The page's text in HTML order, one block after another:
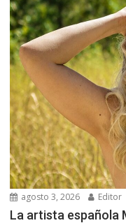
agosto 3, 2026 Editor
La artista española